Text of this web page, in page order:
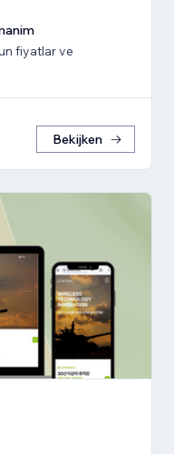
fiyatlar ve
Bekijken